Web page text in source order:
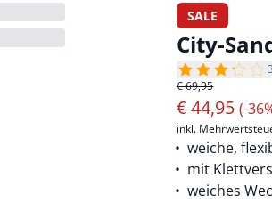
SALE
City-
€ 69,95
€44,95(-
inkl.
weiche,
mit
weiches